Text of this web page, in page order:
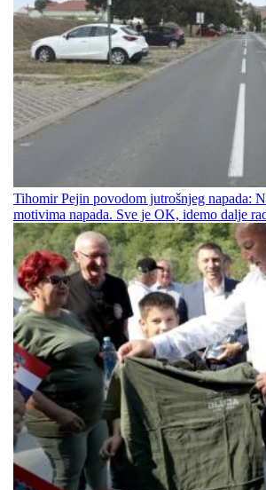
Tihomir Pejin povodom jutrošnjeg napada:
motivima napada. Sve je OK, idemo dalje